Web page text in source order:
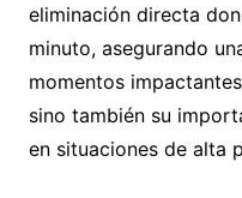
eliminación directa
minuto, asegurando
momentos
sino también su
en situaciones de alta